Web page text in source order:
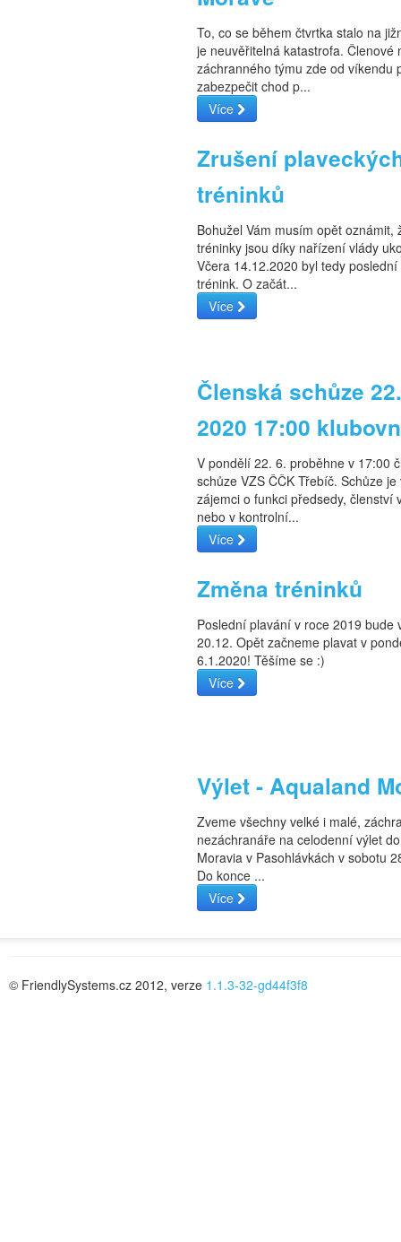
To, co se během čtvrtka stalo na
je neuvěřitelná katastrofa. Členové
záchranného týmu zde od víkendu
zabezpečit chod p...
Více
Zrušení
tréninků
Bohužel Vám musím opět oznámit,
tréninky jsou díky nařízení vlády
Včera 14.12.2020 byl tedy
trénink. O začát...
Více
Členská schůze
2020 17:00
V pondělí 22. 6. proběhne v 17:00
schůze VZS ČČK Třebíč. Schůze
zájemci o funkci předsedy, členství
nebo v kontrolní...
Více
Změna tréninků
Poslední plavání v roce 2019 bude
20.12. Opět začneme plavat v
6.1.2020! Těšíme se :)
Více
Výlet - Aqualand
Zveme všechny velké i malé,
nezáchranáře na celodenní výlet
Moravia v Pasohlávkách v sobotu
Do konce ...
Více
© FriendlySystems.cz 2012, verze 1.1.3-32-gd44f3f8